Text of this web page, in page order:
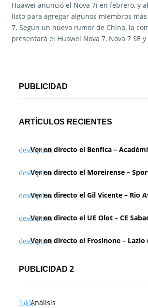
Huawei anunció el Nova 7i en febrero, y
listo para agregar algunos miembros
7. Según un nuevo rumor de China, la
presentará el Huawei Nova 7, Nova 7 SE
PUBLICIDAD
ARTÍCULOS RECIENTES
Ver en directo el Benfica –
Ver en directo el Moreirense –
Ver en directo el Gil Vicente – Rio
Ver en directo el UE Olot – CE
Ver en directo el Frosinone –
PUBLICIDAD 2
Análisis